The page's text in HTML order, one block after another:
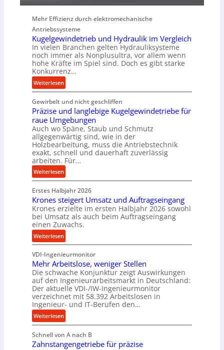
r
f
o
r
m
a
n
c
b
e
i
m
D
r
ü
c
k
p
r
o
z
e
s
Mehr Effizienz durch elektromechanische
Antriebssysteme
Kugelgewindetrieb und Hydraulik im Vergleich
In vielen Branchen gelten Hydrauliksysteme
noch immer als Nonplusultra, vor allem wenn
hohe Kräfte im Spiel sind. Doch es gibt starke
Konkurrenz…
Weiterlesen:
K
u
g
e
l
g
e
w
i
n
e
r
i
b
u
n
d
H
y
d
r
a
l
i
Gewirbelt und nicht geschliffen
Präzise und langlebige Kugelgewindetriebe für
raue Umgebungen
Auch wo Späne, Staub und Schmutz
allgegenwärtig sind, wie in der
Holzbearbeitung, muss die Antriebstechnik
exakt, schnell und dauerhaft zuverlässig
arbeiten. Für…
Weiterlesen:
P
r
ä
z
i
s
e
u
n
d
l
a
n
g
e
b
i
Erstes Halbjahr 2026
Krones steigert Umsatz und Auftragseingang
Krones erzielte im ersten Halbjahr 2026 sowohl
bei Umsatz als auch beim Auftragseingang
einen Zuwachs.
Weiterlesen:
K
r
o
n
e
s
s
t
e
g
VDI-Ingenieurmonitor
Mehr Arbeitslose, weniger Stellen
Die schwache Konjunktur zeigt Auswirkungen
auf den Ingenieurarbeitsmarkt in Deutschland:
Der aktuelle VDI-/IW-Ingenieurmonitor
verzeichnet mit 58.392 Arbeitslosen in
Ingenieur- und IT-Berufen den…
Weiterlesen:
M
e
h
Schnell von A nach B
Zahnstangengetriebe für präzise